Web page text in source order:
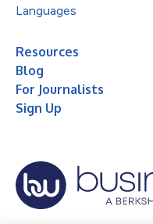
Languages
Resources
Blog
For Journalists
Sign Up